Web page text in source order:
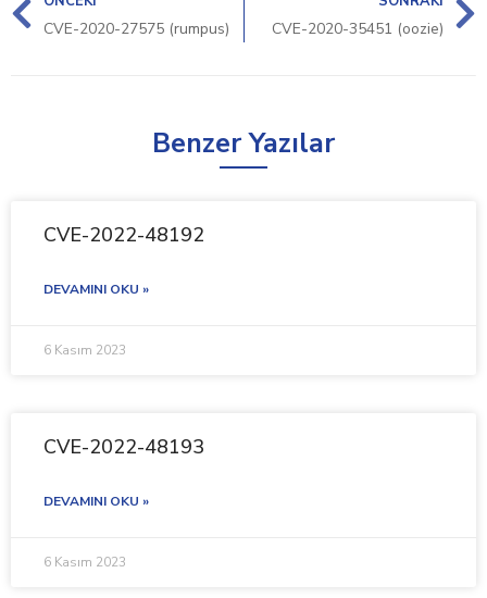
CVE-2020-27575 (rumpus) CVE-2020-35451 (oozie)
Benzer Yazılar
CVE-2022-48192
DEVAMINI OKU »
6 Kasım 2023
CVE-2022-48193
DEVAMINI OKU »
6 Kasım 2023